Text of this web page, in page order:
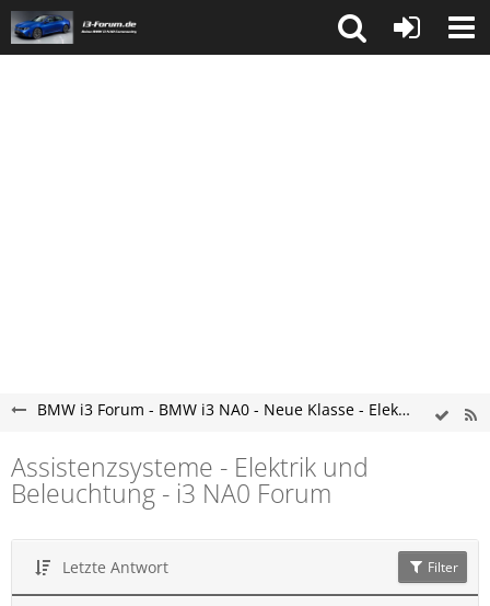
BMW i3 Forum - BMW i3 NA0 - Neue Klasse - Elektro Forum - Erfahrungen und Probleme
Assistenzsysteme - Elektrik und
Beleuchtung - i3 NA0 Forum
Letzte Antwort Filter